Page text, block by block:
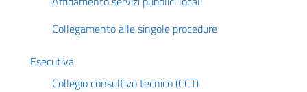
Collegamento alle singole procedure
Esecutiva
Collegio consultivo tecnico (CCT)